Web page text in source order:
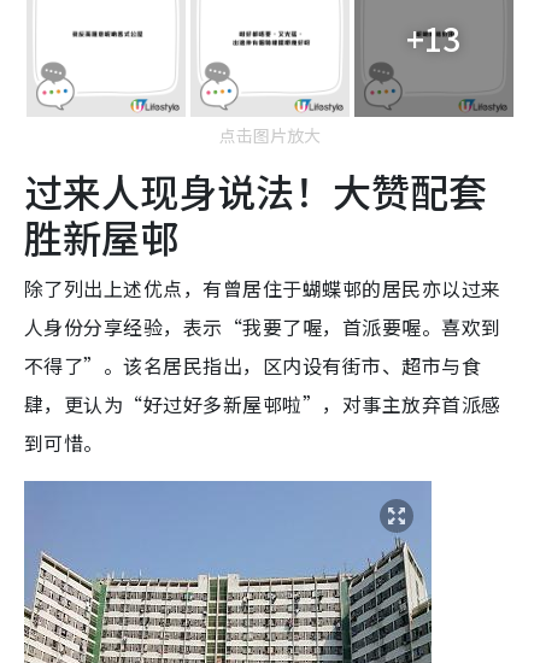
+13
点击图片放大
过来人现身说法！大赞配套
胜新屋邨
除了列出上述优点，有曾居住于蝴蝶邨的居民亦以过来
人身份分享经验，表示“我要了喔，首派要喔。喜欢到
不得了”。该名居民指出，区内设有街市、超市与食
肆，更认为“好过好多新屋邨啦”，对事主放弃首派感
到可惜。